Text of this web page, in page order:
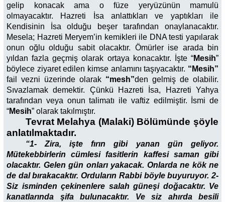
gelip konacak ama o füze yeryüzünün mamulü
olmayacaktır. Hazreti İsa anlattıkları ve yaptıkları ile
Kendisinin İsa olduğu beşer tarafından onaylanacaktır.
Mesela; Hazreti Meryem’in kemikleri ile DNA testi yapılarak
onun oğlu olduğu sabit olacaktır. Ömürler ise arada bin
yıldan fazla geçmiş olarak ortaya konacaktır. İşte “Mesih”
böylece ziyaret edilen kimse anlamını taşıyacaktır. “Mesih”
fail vezni üzerinde olarak “mesh”den gelmiş de olabilir.
Sıvazlamak demektir. Çünkü Hazreti İsa, Hazreti Yahya
tarafından veya onun talimatı ile vaftiz edilmiştir. İsmi de
“Mesih” olarak takılmıştır.
Tevrat Melahya (Malaki) Bölümünde şöyle
anlatılmaktadır.
“1- Zira, işte fırın gibi yanan gün geliyor.
Mütekebbirlerin cümlesi fasitlerin kaffesi saman gibi
olacaktır. Gelen gün onları yakacak. Onlarda ne kök ne
de dal bırakacaktır. Orduların Rabbi böyle buyuruyor. 2-
Siz isminden çekinenlere salah güneşi doğacaktır. Ve
kanatlarında şifa bulunacaktır. Ve siz ahırda besili